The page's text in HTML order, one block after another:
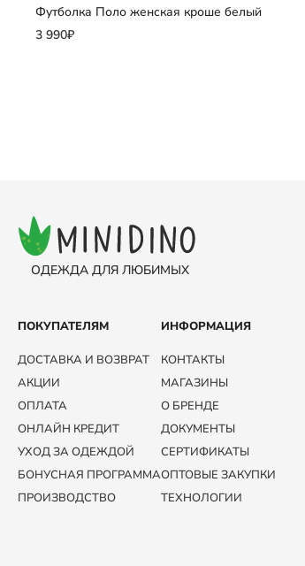
Добавить
Футболка Поло женская кроше белый
3 990₽
ОДЕЖДА ДЛЯ ЛЮБИМЫХ
ПОКУПАТЕЛЯМ
ДОСТАВКА И ВОЗВРАТ
АКЦИИ
ОПЛАТА
ОНЛАЙН КРЕДИТ
УХОД ЗА ОДЕЖДОЙ
БОНУСНАЯ ПРОГРАММА
ПРОИЗВОДСТВО
ИНФОРМАЦИЯ
КОНТАКТЫ
МАГАЗИНЫ
О БРЕНДЕ
ДОКУМЕНТЫ
СЕРТИФИКАТЫ
ОПТОВЫЕ ЗАКУПКИ
ТЕХНОЛОГИИ